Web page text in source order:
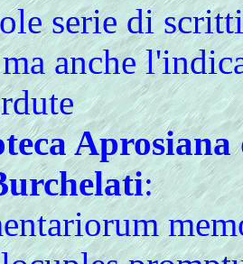
serie di
anche
: